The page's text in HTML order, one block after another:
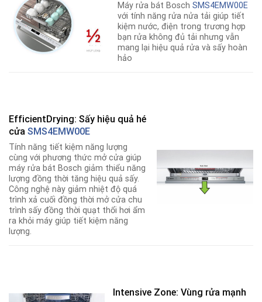
Máy rửa bát BoschSMS4EMW00E
với tính năng rửa nửa tải giúp tiết
kiệm nước, điện trong trương hợp
bạn rửa không đủ tải nhưng vẫn
mang lại hiệu quả rửa và sấy hoàn
hảo
EfficientDrying: Sấy hiệu quả hé
cửa SMS4EMW00E
Tính năng tiết kiệm năng lượng
cùng với phương thức mở cửa giúp
máy rửa bát Bosch giảm thiểu năng
lượng đồng thời tăng hiệu quả sấy.
Công nghệ này giảm nhiệt độ quá
trình xả cuối đồng thời mở cửa chu
trình sấy đồng thời quạt thổi hơi ẩm
ra khỏi máy giúp tiết kiệm năng
lượng.
Intensive Zone: Vùng rửa mạnh